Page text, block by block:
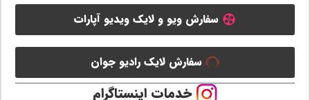
سفارش ویو و لایک ویدیو آپارات
سفارش لایک رادیو جوان
خدمات اینستاگرام